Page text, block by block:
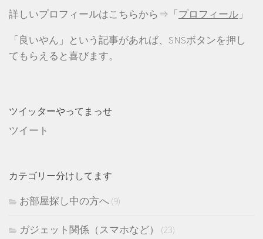
詳しいプロフィールはこちらから⇒「プロフィール 」
「良いやん」という記事があれば、SNSボタンを押し
てもらえると喜びます。
ツイッターやってまっせ
ツイート
カテゴリー分けしてます
お部屋探し中の方へ(9)
ガジェット関係（スマホなど） (23)